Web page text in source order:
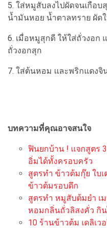
5. ใส่หมูสับลงไปผัดจนเกือบ
น้ำมันหอย น้ำตาลทราย ผัด
6. เมื่อหมูสุกดี ให้ใส่ถั่วงอก
ถั่วงอกสุก
7. ใส่ต้นหอม และพริกแดง
บทความที่คุณอาจสนใจ
ฟินยกบ้าน ! แจกสูตร
อิ่มได้ทั้งครอบครัว
สูตรทำ ข้าวต้มกุ๊ย ใบ
ข้าวต้มรอบดึก
สูตรทำ หมูสับต้มยำ เ
หอมกลิ่นถั่วลิสงคั่ว กิ
10 ร้านข้าวต้ม เดลิเ